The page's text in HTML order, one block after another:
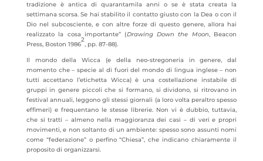
tradizione è antica di quarantamila anni o se è stata creata la
settimana scorsa. Se hai stabilito il contatto giusto con la Dea o con il
Dio nel subcosciente, e con altre forze di questo genere, allora hai
realizzato la cosa importante” (Drawing Down the Moon, Beacon
Press, Boston 1986
2
, pp. 87-88).
Il mondo della Wicca (e della neo-stregoneria in genere, dal
momento che – specie al di fuori del mondo di lingua inglese – non
tutti accettano l’etichetta Wicca) è una costellazione instabile di
gruppi in genere piccoli che si formano, si dividono, si ritrovano in
festival annuali, leggono gli stessi giornali (a loro volta peraltro spesso
effimeri) e frequentano le stesse librerie. Non vi è dubbio, tuttavia,
che si tratti – almeno nella maggioranza dei casi – di veri e propri
movimenti, e non soltanto di un ambiente: spesso sono assunti nomi
come “federazione” o perfino “Chiesa”, che indicano chiaramente il
proposito di organizzarsi.